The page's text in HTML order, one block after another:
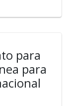
para
para